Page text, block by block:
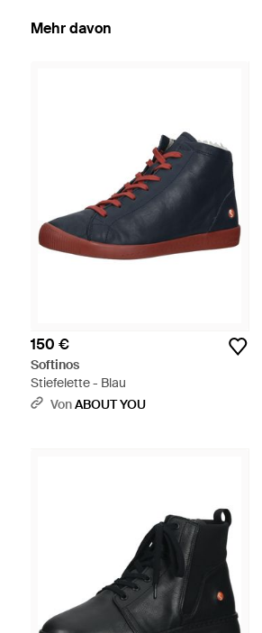
Mehr davon
150 €
Softinos
Stiefelette - Blau
VonABOUT YOU